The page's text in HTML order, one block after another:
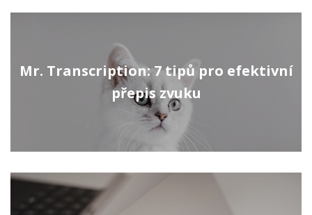
Mr. Transcription: 7 tipů pro efektivní
přepis zvuku